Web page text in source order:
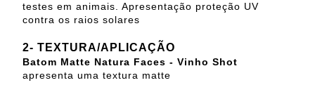
testes em animais. Apresentação proteção UV
contra os raios solares
2- TEXTURA/APLICAÇÃO
Batom Matte Natura Faces - Vinho Shot
apresenta uma textura matte